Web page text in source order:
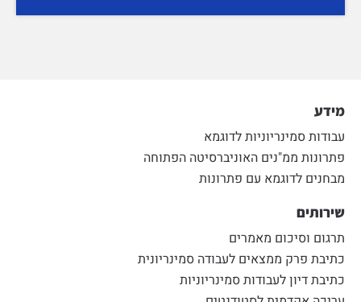
מידע
עבודות סמינריוניות לדוגמא
פתרונות ממ"נים האוניברסיטה הפתוחה
מבחנים לדוגמא עם פתרונות
שירותים
תרגום וסיכום מאמרים
כתיבת פרק ממצאים לעבודה סמינריונית
כתיבת דיון לעבודות סמינריוניות